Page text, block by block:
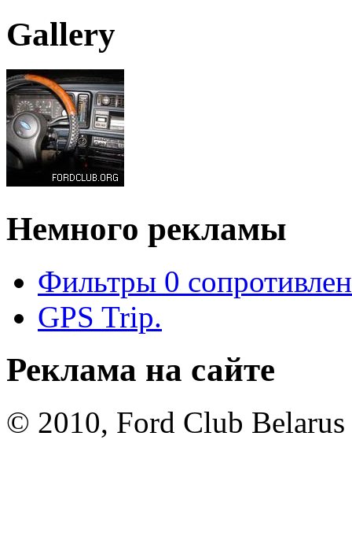
Gallery
Немного рекламы
Фильтры 0
GPS Trip.
Реклама на сайте
© 2010, Ford Club Belarus